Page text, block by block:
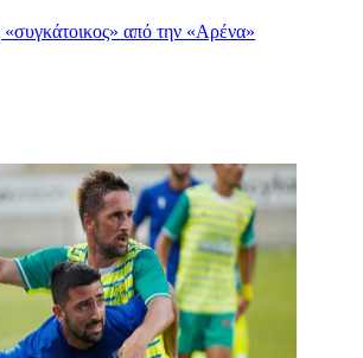
από την «Αρένα»